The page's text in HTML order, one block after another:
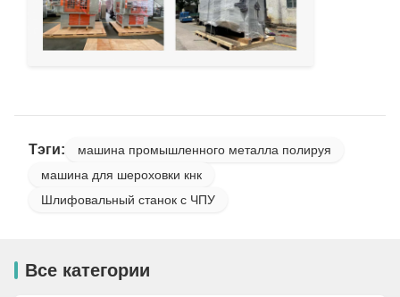
Тэги:
машина промышленного металла полируя
машина для шероховки кнк
Шлифовальный станок с ЧПУ
Все категории